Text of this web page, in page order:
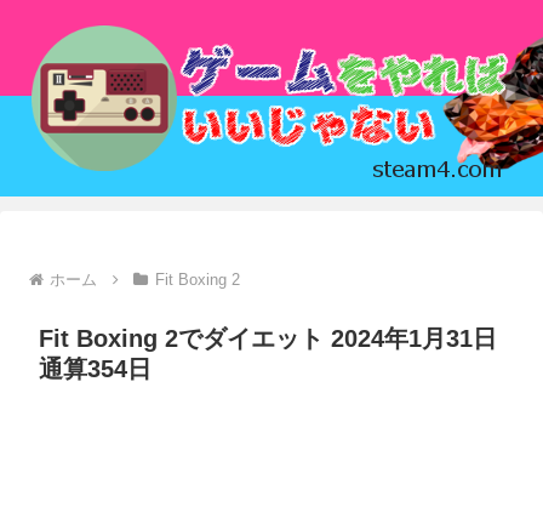
ホーム Fit Boxing 2
Fit Boxing 2でダイエット 2024年1月31日
通算354日